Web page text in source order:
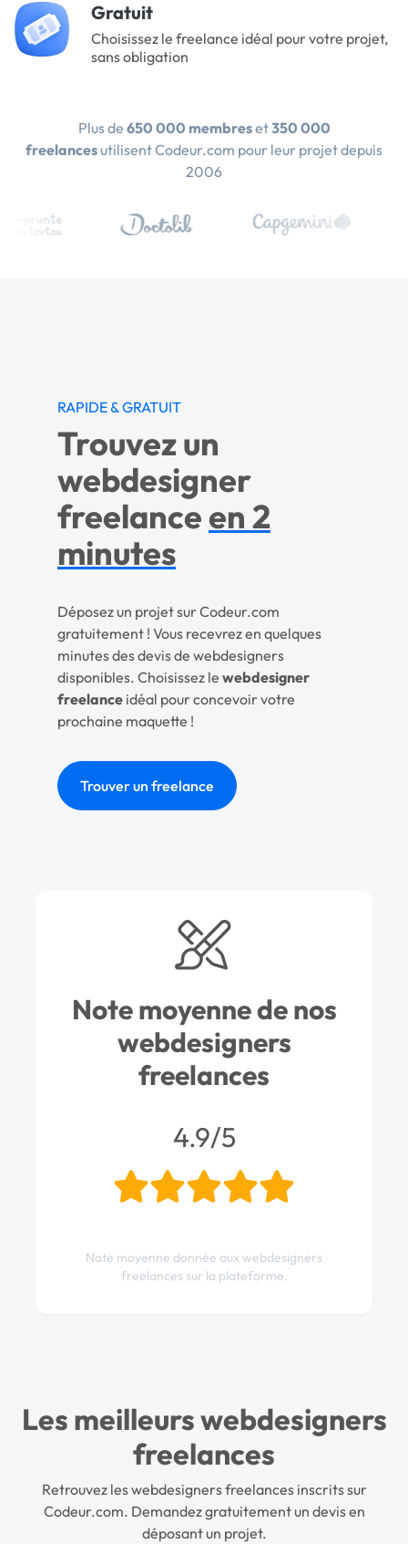
Gratuit
Choisissez le freelance idéal pour votre projet,
sans obligation
Plus de 650 000 membreset350 000
freelances utilisent Codeur.com pour leur projet depuis
2006
RAPIDE & GRATUIT
Trouvez un
webdesigner
freelanceen 2
minutes
Déposez un projet sur Codeur.com
gratuitement ! Vous recevrez en quelques
minutes des devis de webdesigners
disponibles. Choisissez le webdesigner
freelance idéal pour concevoir votre
prochaine maquette !
Trouver un freelance
Note moyenne de nos
webdesigners
freelances
4.9/5
Note moyenne donnée aux webdesigners
freelances sur la plateforme.
Les meilleurs webdesigners
freelances
Retrouvez les webdesigners freelances inscrits sur
Codeur.com. Demandez gratuitement un devis en
déposant un projet.